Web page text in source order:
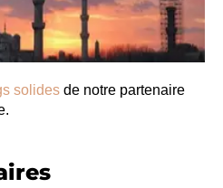
solides de notre partenaire